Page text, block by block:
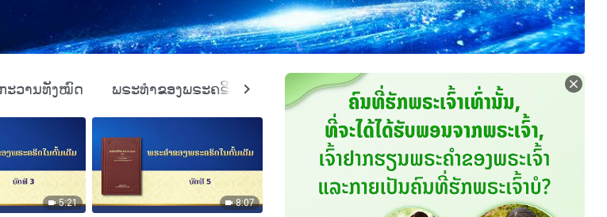
ະວານທັງໝົດ ພຣະທໍາຂອງພຣະຄຣິສໃນຂະນະທີ່ພຣະອົງຊົງຍ່າງໃນທ່າມກາງຄຣິສຕະຈັກ
5:21 8:07